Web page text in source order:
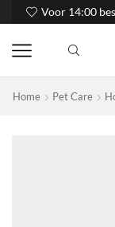
Voor 14:00
Home Pet Care